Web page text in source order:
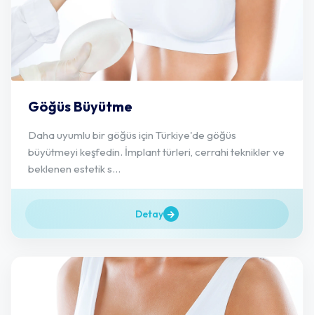
Göğüs Büyütme
Daha uyumlu bir göğüs için Türkiye'de göğüs
büyütmeyi keşfedin. İmplant türleri, cerrahi teknikler ve
beklenen estetik s...
Detay